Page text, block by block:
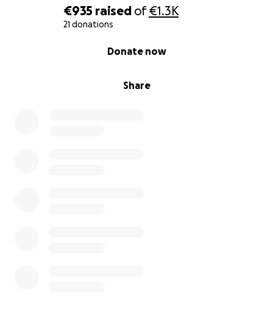
€935 raised of€1.3K
21 donations
Share
Donate now